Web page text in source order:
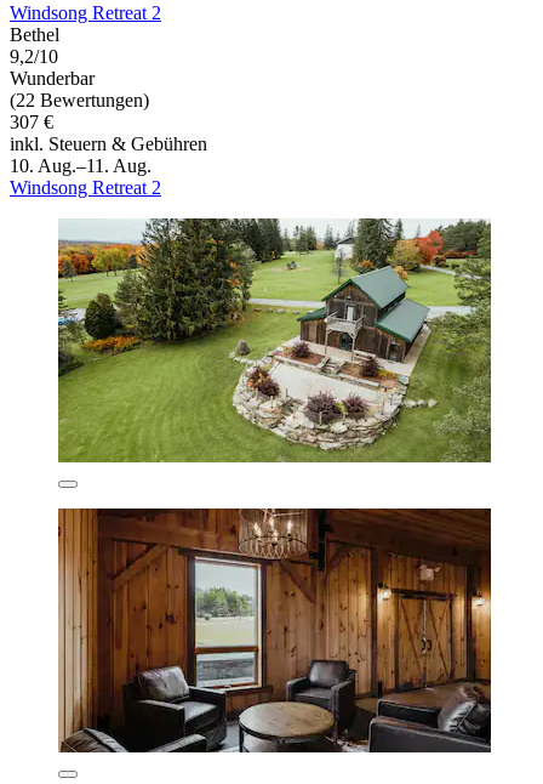
Windsong Retreat 2
Bethel
9,2/10
Wunderbar
(22 Bewertungen)
307 €
inkl. Steuern & Gebühren
10. Aug.–11. Aug.
Windsong Retreat 2